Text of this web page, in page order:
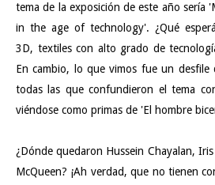
tema de la exposición de este año sería
in the age of technology'. ¿Qué
3D, textiles con alto grado de
En cambio, lo que vimos fue un desfile
todas las que confundieron el tema
viéndose como primas de 'El hombre
¿Dónde quedaron Hussein Chayalan,
McQueen? ¡Ah verdad, que no tienen